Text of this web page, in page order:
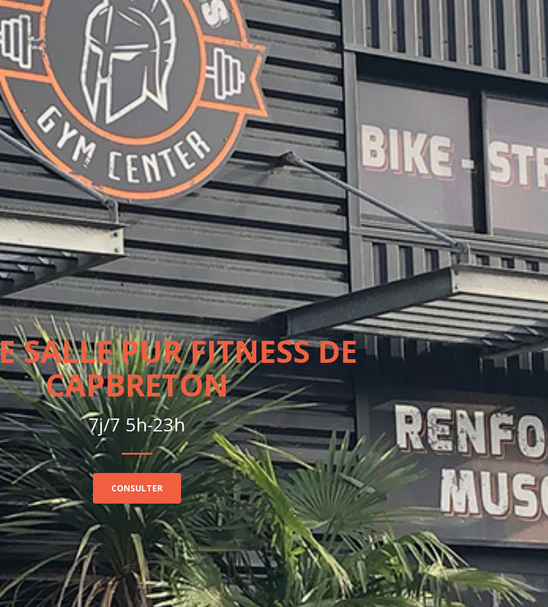
SALLE PUR FITNESS DE
CAPBRETON
7j/7 5h-23h
CONSULTER